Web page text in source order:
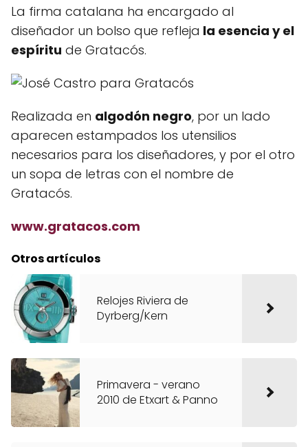
La firma catalana ha encargado al
diseñador un bolso que refleja la esencia y el
espíritu de Gratacós.
Realizada en algodón negro, por un lado
aparecen estampados los utensilios
necesarios para los diseñadores, y por el otro
un sopa de letras con el nombre de
Gratacós.
www.gratacos.com
Otros artículos
Relojes Riviera de
Dyrberg/Kern
Primavera - verano
2010 de Etxart & Panno